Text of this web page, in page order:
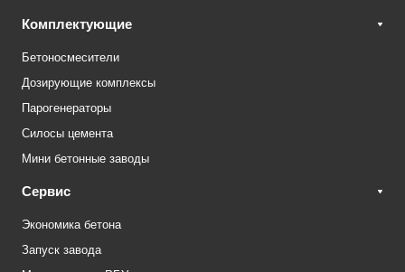
Комплектующие
Бетоносмесители
Дозирующие комплексы
Парогенераторы
Силосы цемента
Мини бетонные заводы
Сервис
Экономика бетона
Запуск завода